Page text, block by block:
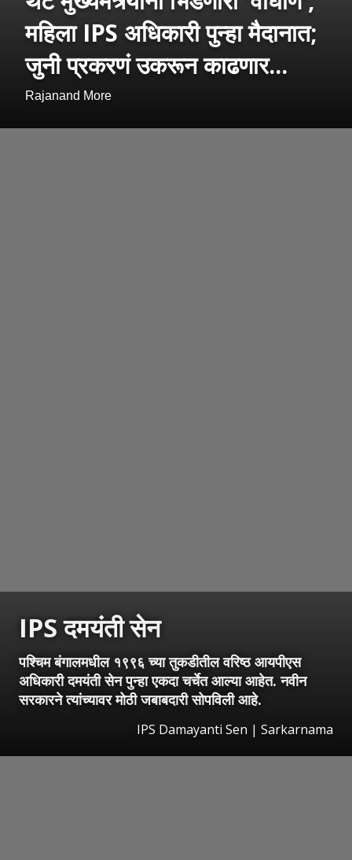
महिला IPS अधिकारी पुन्हा मैदानात;
जुनी प्रकरणं उकरून काढणार...
Rajanand More
IPS दमयंती सेन
पश्चिम बंगालमधील १९९६ च्या तुकडीतील वरिष्ठ आयपीएस
अधिकारी दमयंती सेन पुन्हा एकदा चर्चेत आल्या आहेत. नवीन
सरकारने त्यांच्यावर मोठी जबाबदारी सोपविली आहे.
IPS Damayanti Sen | Sarkarnama